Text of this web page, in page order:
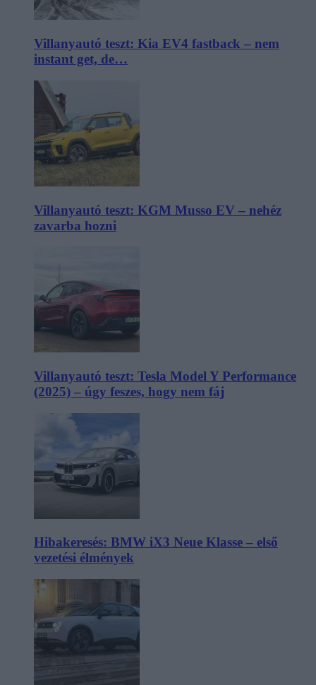
Villanyautó teszt: Kia EV4 fastback – nem
instant get, de…
Villanyautó teszt: KGM Musso EV – nehéz
zavarba hozni
Villanyautó teszt: Tesla Model Y Performance
(2025) – úgy feszes, hogy nem fáj
Hibakeresés: BMW iX3 Neue Klasse – első
vezetési élmények